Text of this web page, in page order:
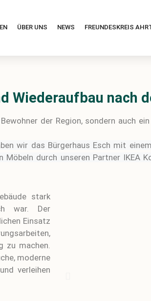
ÜBER UNS NEWS FREUNDESKREIS
Wiederaufbau nach
der Region, sondern auch
wir das Bürgerhaus Esch mit
durch unseren Partner IKEA
stark
war. Der
Einsatz
zu machen.
moderne
verleihen